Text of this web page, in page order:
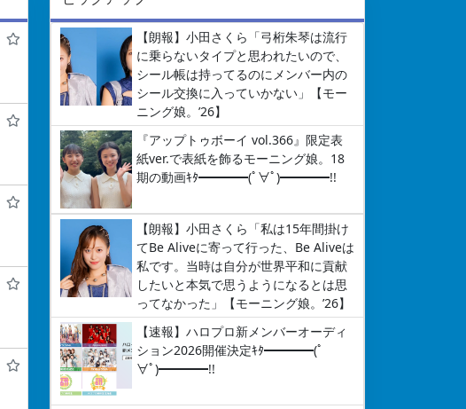
【朗報】小田さくら「弓桁朱琴は流行
に乗らないタイプと思われたいので、
シール帳は持ってるのにメンバー内の
シール交換に入っていかない」【モー
ニング娘。’26】
『アップトゥボーイ vol.366』限定表
紙ver.で表紙を飾るモーニング娘。18
期の動画ｷﾀ━━━━(ﾟ∀ﾟ)━━━━!!
【朗報】小田さくら「私は15年間掛け
てBe Aliveに寄って行った、Be Aliveは
私です。当時は自分が世界平和に貢献
したいと本気で思うようになるとは思
ってなかった」【モーニング娘。’26】
【速報】ハロプロ新メンバーオーディ
ション2026開催決定ｷﾀ━━━━(ﾟ
∀ﾟ)━━━━!!